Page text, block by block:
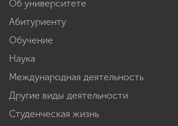
Об университете
Абитуриенту
Обучение
Наука
Международная деятельность
Другие виды деятельности
Студенческая жизнь